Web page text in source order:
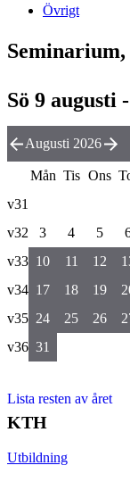
Övrigt
Sö 9 augusti
Augusti 2026
Mån Tis Ons
v31
v32
3 4 5
v33 10 11 12
v34 17 18 19
v35 24 25 26
v36 31
Lista resten av året
KTH
Utbildning